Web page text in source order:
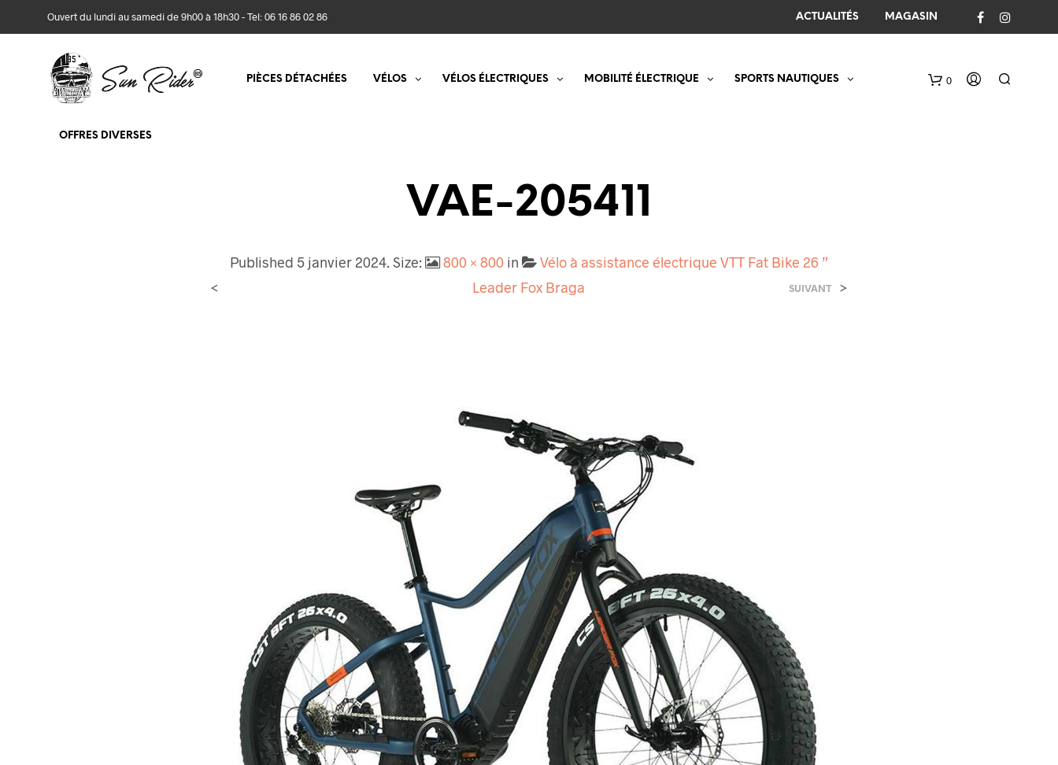
Ouvert du lundi au samedi de 9h00 à 18h30 - Tel: 06 16 86 02 86 ACTUALITÉS MAGASIN
0
PIÈCES DÉTACHÉES VÉLOS VÉLOS ÉLECTRIQUES MOBILITÉ ÉLECTRIQUE SPORTS NAUTIQUES
OFFRES DIVERSES
VAE-205411
Published 5 janvier 2024. Size: 800 × 800in
Vélo à assistance électrique VTT Fat Bike 26 ”
Leader Fox Braga
< SUIVANT >